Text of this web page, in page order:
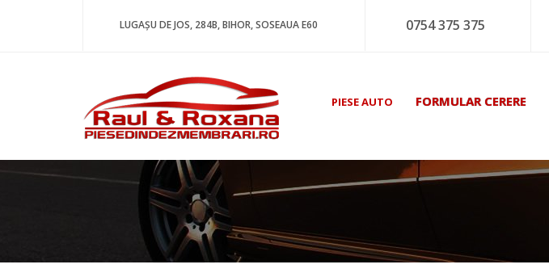
LUGAȘU DE JOS, 284B, BIHOR, SOSEAUA E60 0754 375 375
PIESE AUTO FORMULAR CERERE